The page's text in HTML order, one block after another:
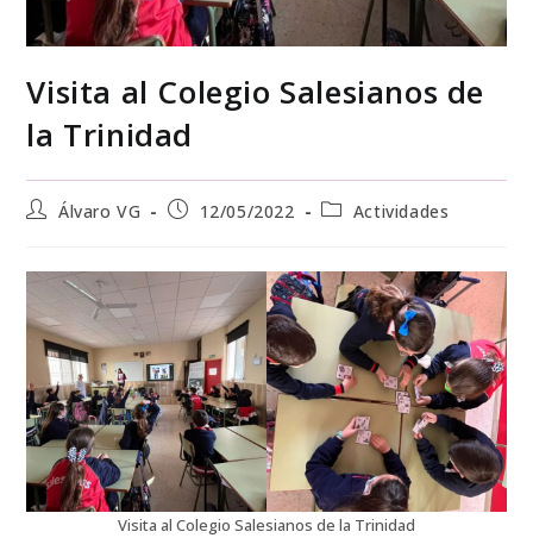
Visita al Colegio Salesianos de
la Trinidad
Álvaro VG 12/05/2022 Actividades
Visita al Colegio Salesianos de la Trinidad